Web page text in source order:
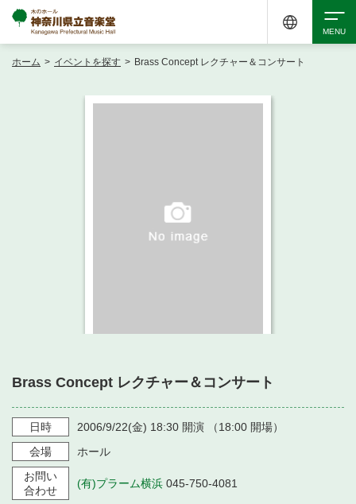
・ よくある質問
・ 施設を借りる
・ 空き状況
・ 抽選対象日
・ 利用料金
音楽堂について
・ 音楽堂のご案内
・ フロアマップ
神奈川県立音楽堂
SNS
ホーム > イベントを探す > Brass Concept レクチャー＆コンサート
Brass Concept レクチャー＆コンサート
日時 2006/9/22(金) 18:30 開演 （18:00 開場）
会場
ホール
お問い
合わせ
(有)プラーム横浜 045-750-4081